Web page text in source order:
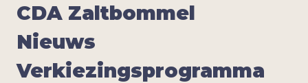
CDA Zalt­bom­mel
Nieuws
Ver­kie­zings­pro­gram­ma